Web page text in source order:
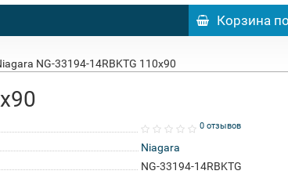
Корзина
NG-33194-14RBKTG 110x90
0 отзывов
Niagara
NG-33194-14RBKTG